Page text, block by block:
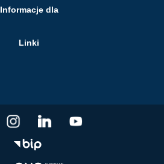
Informacje dla
Linki